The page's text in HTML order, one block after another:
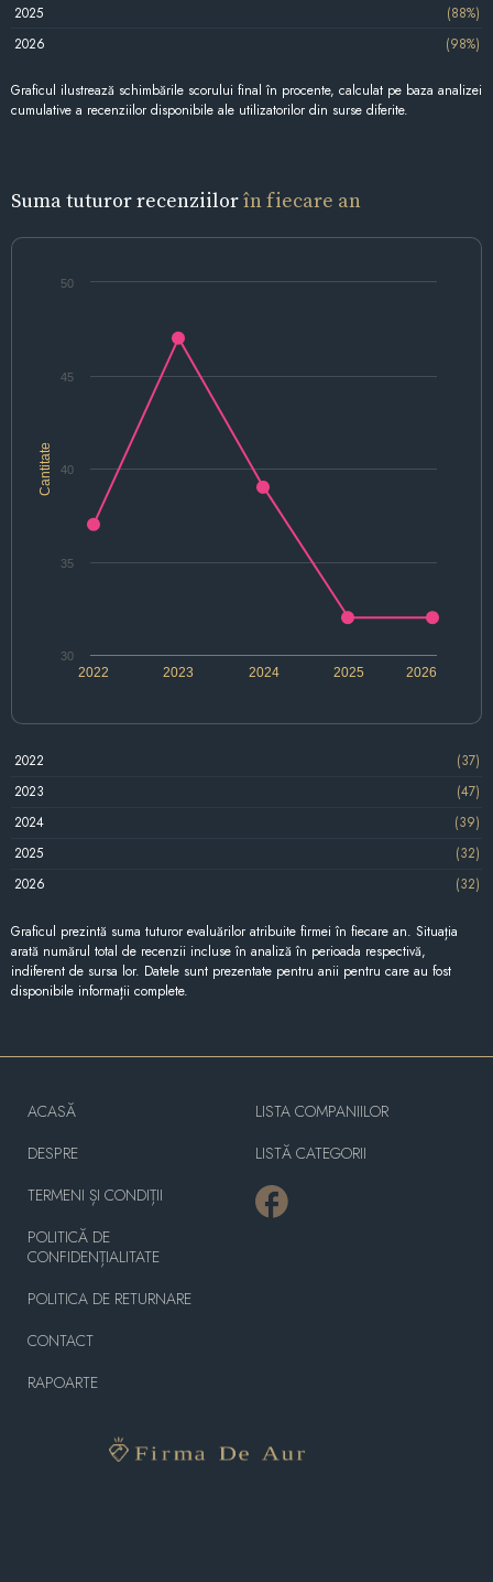
2025
(88%)
2026
(98%)
Graficul ilustrează schimbările scorului final în procente, calculat pe baza analizei
cumulative a recenziilor disponibile ale utilizatorilor din surse diferite.
Suma tuturor recenziilorîn fiecare an
Cantitate
2022 2024 2026
2023 2025
30
35
40
45
50
2022
(37)
2023
(47)
2024
(39)
2025
(32)
2026
(32)
Graficul prezintă suma tuturor evaluărilor atribuite firmei în fiecare an. Situația
arată numărul total de recenzii incluse în analiză în perioada respectivă,
indiferent de sursa lor. Datele sunt prezentate pentru anii pentru care au fost
disponibile informații complete.
ACASĂ
DESPRE
TERMENI ȘI CONDIȚII
POLITICĂ DE
CONFIDENȚIALITATE
POLITICA DE RETURNARE
CONTACT
RAPOARTE
LISTA COMPANIILOR
LISTĂ CATEGORII